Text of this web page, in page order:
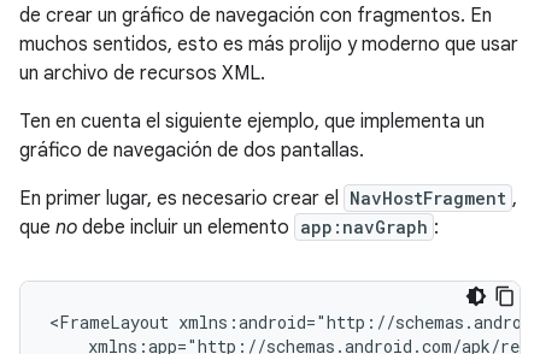
de crear un gráfico de navegación con fragmentos. En
muchos sentidos, esto es más prolijo y moderno que usar
un archivo de recursos XML.
Ten en cuenta el siguiente ejemplo, que implementa un
gráfico de navegación de dos pantallas.
En primer lugar, es necesario crear el NavHostFragment ,
que no debe incluir un elemento app:navGraph :
<FrameLayout